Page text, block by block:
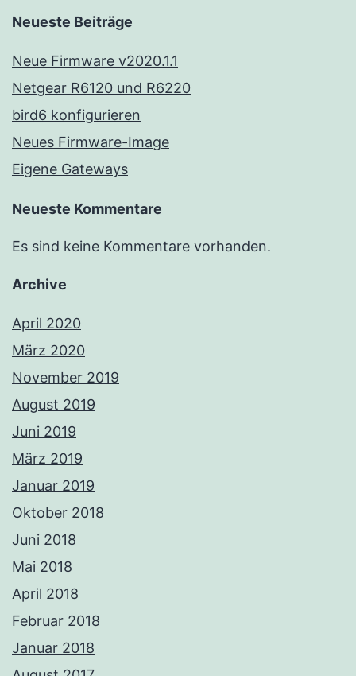
Neueste Beiträge
Neue Firmware v2020.1.1
Netgear R6120 und R6220
bird6 konfigurieren
Neues Firmware-Image
Eigene Gateways
Neueste Kommentare
Es sind keine Kommentare vorhanden.
Archive
April 2020
März 2020
November 2019
August 2019
Juni 2019
März 2019
Januar 2019
Oktober 2018
Juni 2018
Mai 2018
April 2018
Februar 2018
Januar 2018